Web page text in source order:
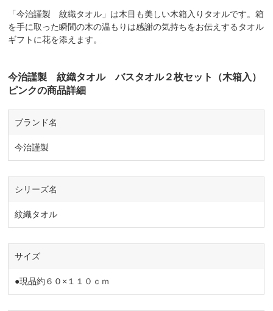
「今治謹製 紋織タオル」は木目も美しい木箱入りタオルです。箱
を手に取った瞬間の木の温もりは感謝の気持ちをお伝えするタオル
ギフトに花を添えます。
今治謹製 紋織タオル バスタオル２枚セット（木箱入）
ピンクの商品詳細
ブランド名
今治謹製
シリーズ名
紋織タオル
サイズ
●現品約６０×１１０ｃｍ